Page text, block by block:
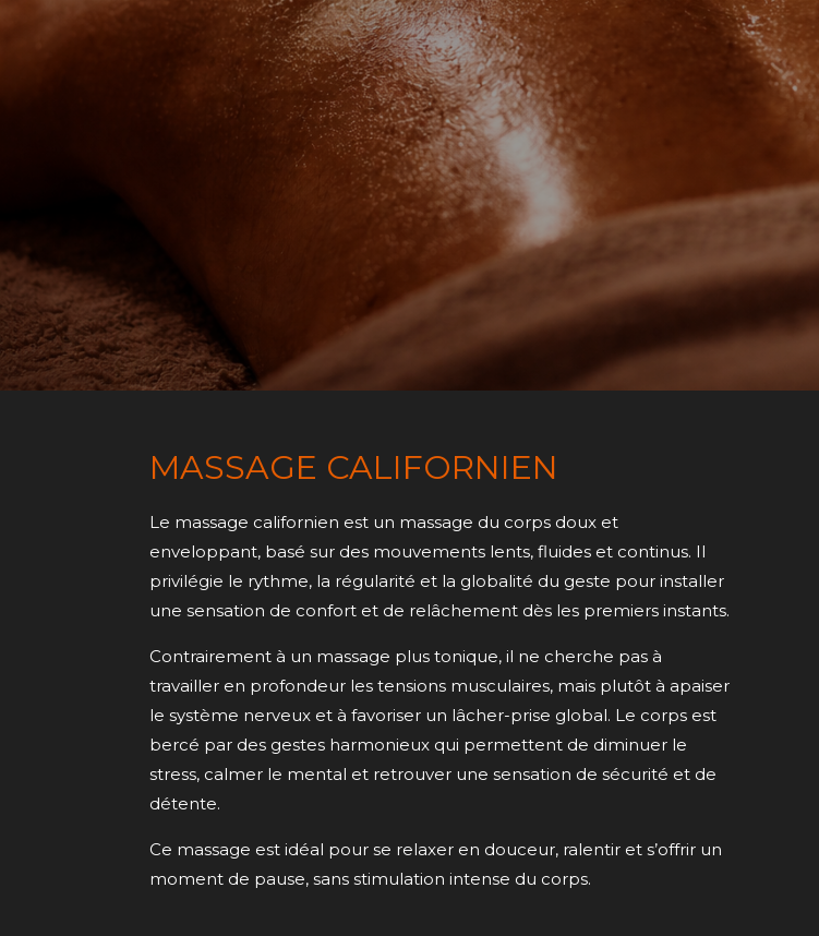
MASSAGE CALIFORNIEN
Le massage californien est un massage du corps doux et
enveloppant, basé sur des mouvements lents, fluides et continus. Il
privilégie le rythme, la régularité et la globalité du geste pour installer
une sensation de confort et de relâchement dès les premiers instants.
Contrairement à un massage plus tonique, il ne cherche pas à
travailler en profondeur les tensions musculaires, mais plutôt à apaiser
le système nerveux et à favoriser un lâcher-prise global. Le corps est
bercé par des gestes harmonieux qui permettent de diminuer le
stress, calmer le mental et retrouver une sensation de sécurité et de
détente.
Ce massage est idéal pour se relaxer en douceur, ralentir et s’offrir un
moment de pause, sans stimulation intense du corps.